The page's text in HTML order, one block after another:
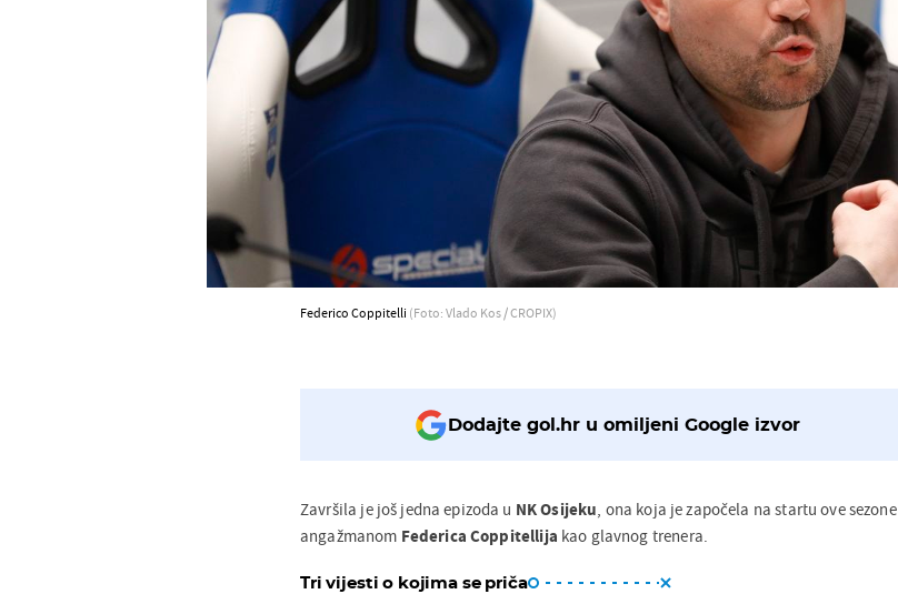
Federico Coppitelli (Foto: Vlado Kos / CROPIX)
Dodajte gol.hr u omiljeni Google izvor
Završila je još jedna epizoda u NK Osijeku, ona koja je započela na startu ove sezone
angažmanom Federica Coppitellija kao glavnog trenera.
Tri vijesti o kojima se priča